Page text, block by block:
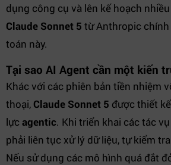
dụng công cụ và lên kế hoạch
Claude Sonnet 5 từ Anthropic chính
toán này.
Tại sao AI Agent cần một kiến
Khác với các phiên bản tiền nhiệm
thoại, Claude Sonnet 5 được thiết
lựcagentic. Khi triển khai các tác
phải liên tục xử lý dữ liệu, tự kiểm
Nếu sử dụng các mô hình quá đắt